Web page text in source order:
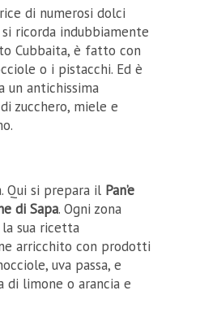
di numerosi dolci
ricorda indubbiamente
Cubbaita, è fatto con
o i pistacchi. Ed è
un antichissima
zucchero, miele e
Qui si prepara il Pan’e
di Sapa. Ogni zona
sua ricetta
arricchito con prodotti
uva passa, e
di limone o arancia e